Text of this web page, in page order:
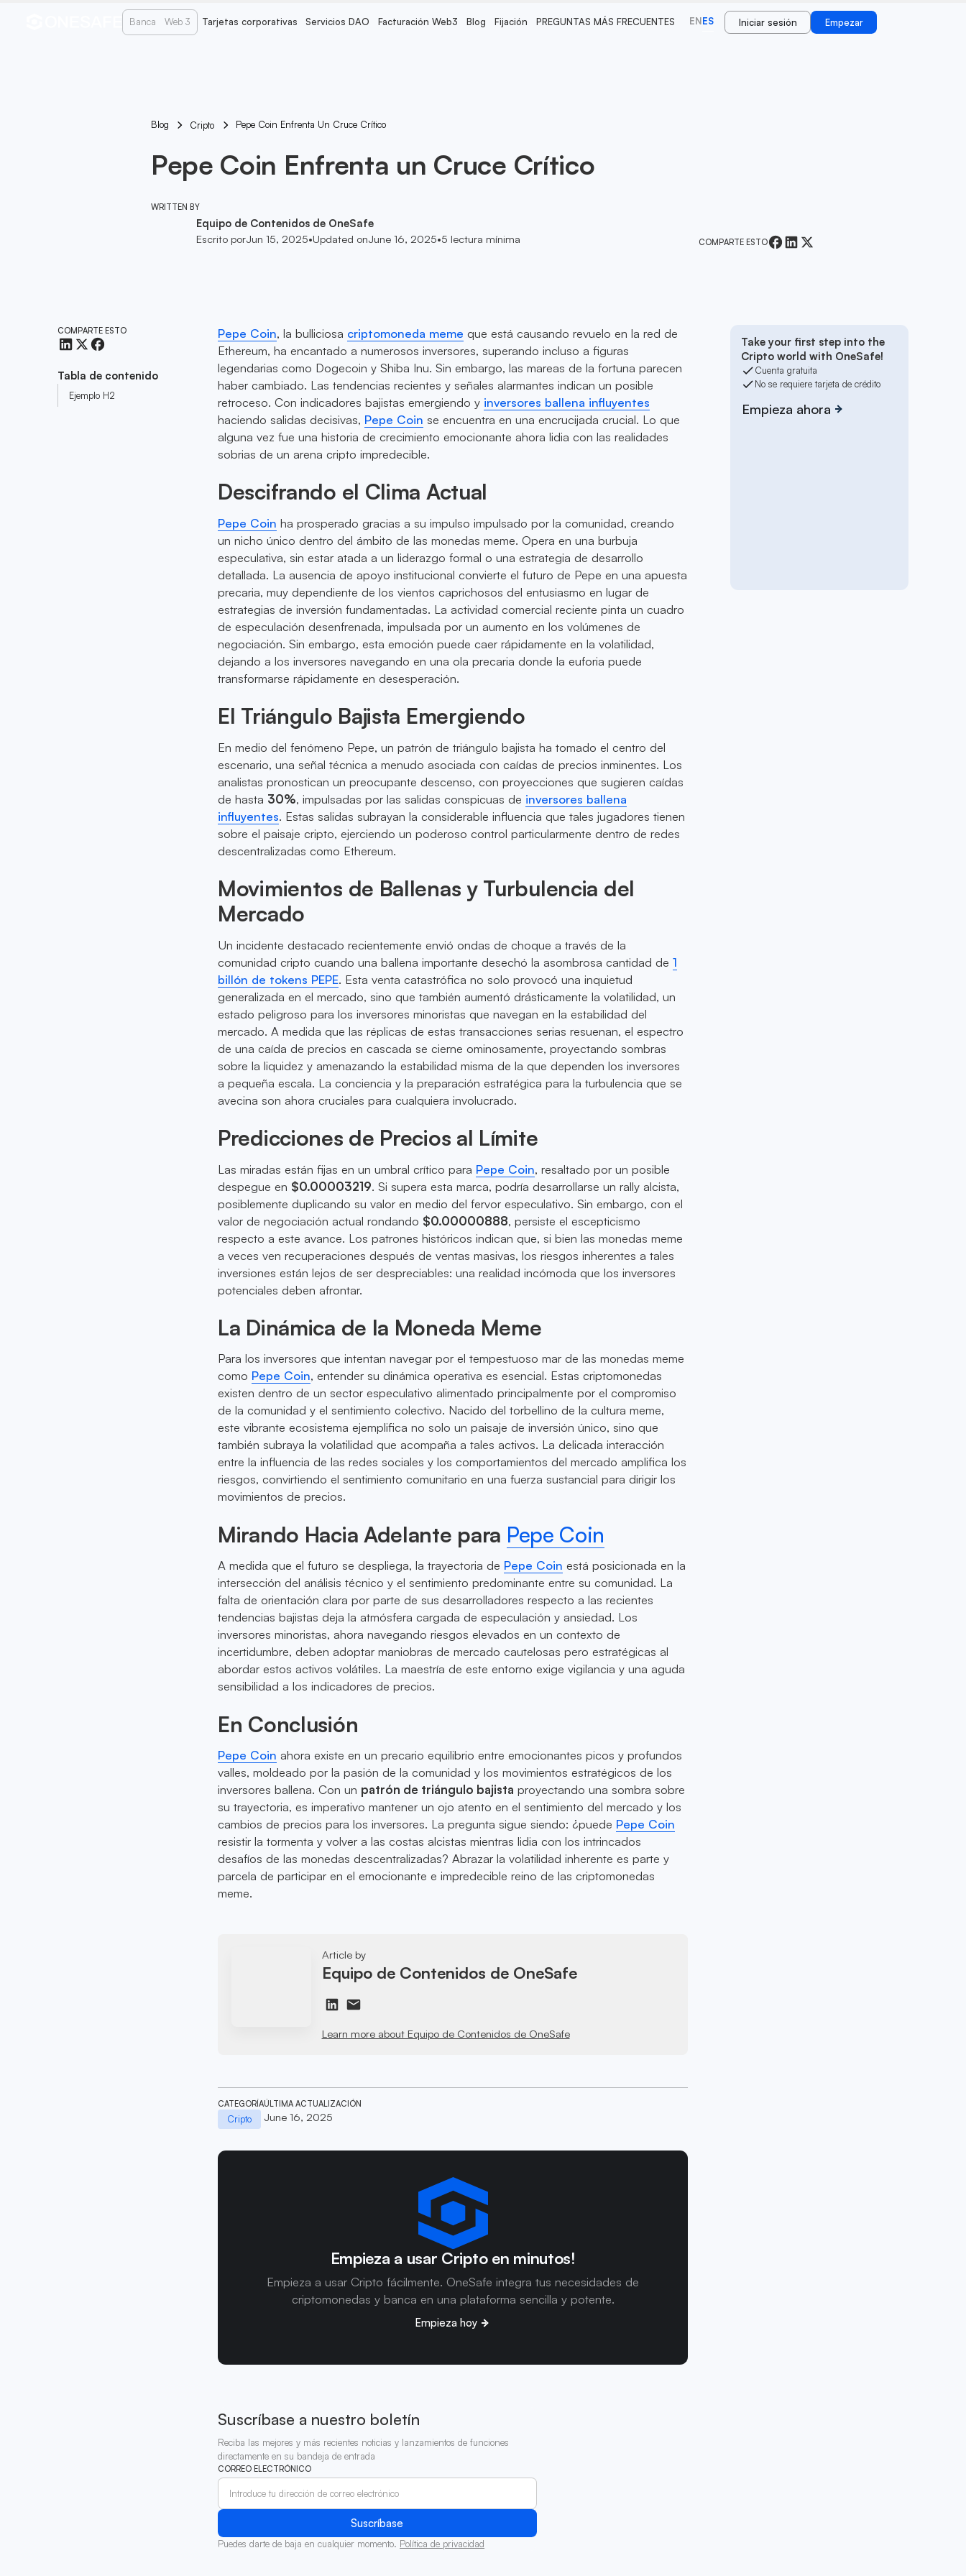
Banca Web 3 Tarjetas corporativas Servicios DAO Facturación Web3 Blog Fijación PREGUNTAS MÁS FRECUENTES ENES Iniciar sesión Empezar
Blog Cripto Pepe Coin Enfrenta Un Cruce Crítico
Pepe Coin Enfrenta un Cruce Crítico
WRITTEN BY
Equipo de Contenidos de OneSafe
Escrito porJun 15, 2025•Updated onJune 16, 2025•5 lectura mínima COMPARTE ESTO
COMPARTE ESTO
Tabla de contenido
Ejemplo H2
Pepe Coin, la bulliciosa criptomoneda meme que está causando revuelo en la red de
Ethereum, ha encantado a numerosos inversores, superando incluso a figuras
legendarias como Dogecoin y Shiba Inu. Sin embargo, las mareas de la fortuna parecen
haber cambiado. Las tendencias recientes y señales alarmantes indican un posible
retroceso. Con indicadores bajistas emergiendo y inversores ballena influyentes
haciendo salidas decisivas, Pepe Coin se encuentra en una encrucijada crucial. Lo que
alguna vez fue una historia de crecimiento emocionante ahora lidia con las realidades
sobrias de un arena cripto impredecible.
Descifrando el Clima Actual
Pepe Coin ha prosperado gracias a su impulso impulsado por la comunidad, creando
un nicho único dentro del ámbito de las monedas meme. Opera en una burbuja
especulativa, sin estar atada a un liderazgo formal o una estrategia de desarrollo
detallada. La ausencia de apoyo institucional convierte el futuro de Pepe en una apuesta
precaria, muy dependiente de los vientos caprichosos del entusiasmo en lugar de
estrategias de inversión fundamentadas. La actividad comercial reciente pinta un cuadro
de especulación desenfrenada, impulsada por un aumento en los volúmenes de
negociación. Sin embargo, esta emoción puede caer rápidamente en la volatilidad,
dejando a los inversores navegando en una ola precaria donde la euforia puede
transformarse rápidamente en desesperación.
El Triángulo Bajista Emergiendo
En medio del fenómeno Pepe, un patrón de triángulo bajista ha tomado el centro del
escenario, una señal técnica a menudo asociada con caídas de precios inminentes. Los
analistas pronostican un preocupante descenso, con proyecciones que sugieren caídas
de hasta 30%, impulsadas por las salidas conspicuas de inversores ballena
influyentes. Estas salidas subrayan la considerable influencia que tales jugadores tienen
sobre el paisaje cripto, ejerciendo un poderoso control particularmente dentro de redes
descentralizadas como Ethereum.
Movimientos de Ballenas y Turbulencia del
Mercado
Un incidente destacado recientemente envió ondas de choque a través de la
comunidad cripto cuando una ballena importante desechó la asombrosa cantidad de1
billón de tokens PEPE. Esta venta catastrófica no solo provocó una inquietud
generalizada en el mercado, sino que también aumentó drásticamente la volatilidad, un
estado peligroso para los inversores minoristas que navegan en la estabilidad del
mercado. A medida que las réplicas de estas transacciones serias resuenan, el espectro
de una caída de precios en cascada se cierne ominosamente, proyectando sombras
sobre la liquidez y amenazando la estabilidad misma de la que dependen los inversores
a pequeña escala. La conciencia y la preparación estratégica para la turbulencia que se
avecina son ahora cruciales para cualquiera involucrado.
Predicciones de Precios al Límite
Las miradas están fijas en un umbral crítico para Pepe Coin, resaltado por un posible
despegue en $0.00003219. Si supera esta marca, podría desarrollarse un rally alcista,
posiblemente duplicando su valor en medio del fervor especulativo. Sin embargo, con el
valor de negociación actual rondando $0.00000888, persiste el escepticismo
respecto a este avance. Los patrones históricos indican que, si bien las monedas meme
a veces ven recuperaciones después de ventas masivas, los riesgos inherentes a tales
inversiones están lejos de ser despreciables: una realidad incómoda que los inversores
potenciales deben afrontar.
La Dinámica de la Moneda Meme
Para los inversores que intentan navegar por el tempestuoso mar de las monedas meme
como Pepe Coin, entender su dinámica operativa es esencial. Estas criptomonedas
existen dentro de un sector especulativo alimentado principalmente por el compromiso
de la comunidad y el sentimiento colectivo. Nacido del torbellino de la cultura meme,
este vibrante ecosistema ejemplifica no solo un paisaje de inversión único, sino que
también subraya la volatilidad que acompaña a tales activos. La delicada interacción
entre la influencia de las redes sociales y los comportamientos del mercado amplifica los
riesgos, convirtiendo el sentimiento comunitario en una fuerza sustancial para dirigir los
movimientos de precios.
Mirando Hacia Adelante para Pepe Coin
A medida que el futuro se despliega, la trayectoria de Pepe Coin está posicionada en la
intersección del análisis técnico y el sentimiento predominante entre su comunidad. La
falta de orientación clara por parte de sus desarrolladores respecto a las recientes
tendencias bajistas deja la atmósfera cargada de especulación y ansiedad. Los
inversores minoristas, ahora navegando riesgos elevados en un contexto de
incertidumbre, deben adoptar maniobras de mercado cautelosas pero estratégicas al
abordar estos activos volátiles. La maestría de este entorno exige vigilancia y una aguda
sensibilidad a los indicadores de precios.
En Conclusión
Pepe Coin ahora existe en un precario equilibrio entre emocionantes picos y profundos
valles, moldeado por la pasión de la comunidad y los movimientos estratégicos de los
inversores ballena. Con un patrón de triángulo bajista proyectando una sombra sobre
su trayectoria, es imperativo mantener un ojo atento en el sentimiento del mercado y los
cambios de precios para los inversores. La pregunta sigue siendo: ¿puede Pepe Coin
resistir la tormenta y volver a las costas alcistas mientras lidia con los intrincados
desafíos de las monedas descentralizadas? Abrazar la volatilidad inherente es parte y
parcela de participar en el emocionante e impredecible reino de las criptomonedas
meme.
Article by
Equipo de Contenidos de OneSafe
Learn more about Equipo de Contenidos de OneSafe
CATEGORÍA
Cripto
ÚLTIMA ACTUALIZACIÓN
June 16, 2025
Empieza a usar Cripto en minutos!
Empieza a usar Cripto fácilmente. OneSafe integra tus necesidades de
criptomonedas y banca en una plataforma sencilla y potente.
Empieza hoy
Suscríbase a nuestro boletín
Reciba las mejores y más recientes noticias y lanzamientos de funciones
directamente en su bandeja de entrada
CORREO ELECTRÓNICO
Puedes darte de baja en cualquier momento. Política de privacidad
Take your first step into the
Cripto world with OneSafe!
Cuenta gratuita
No se requiere tarjeta de crédito
Empieza ahora